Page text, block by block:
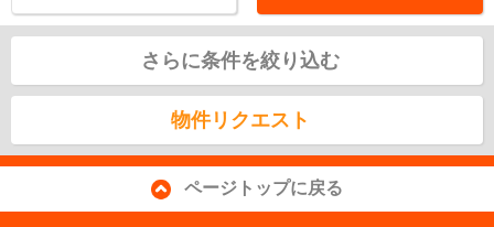
さらに条件を絞り込む
物件リクエスト
ページトップに戻る